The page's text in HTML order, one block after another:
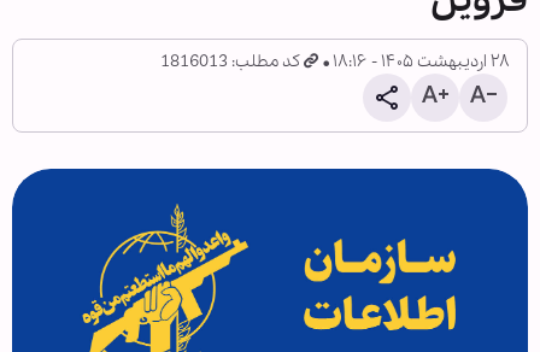
۲۸ اردیبهشت ۱۴۰۵ - ۱۸:۱۶ کد مطلب: 1816013